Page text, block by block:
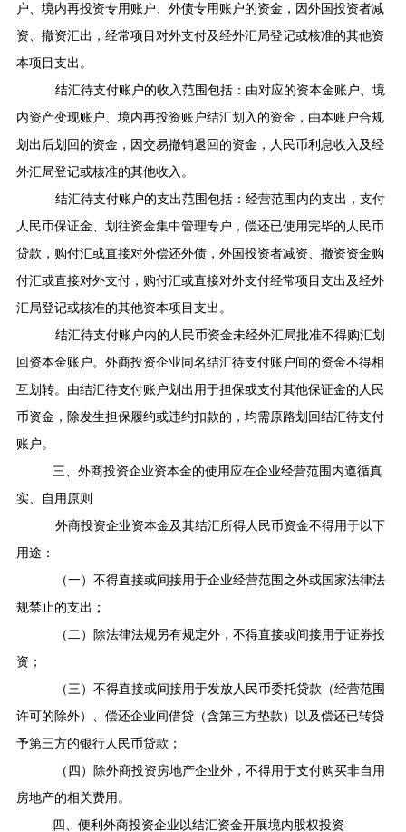
户、境内再投资专用账户、外债专用账户的资金，因外国投资者减
资、撤资汇出，经常项目对外支付及经外汇局登记或核准的其他资
本项目支出。
结汇待支付账户的收入范围包括：由对应的资本金账户、境
内资产变现账户、境内再投资账户结汇划入的资金，由本账户合规
划出后划回的资金，因交易撤销退回的资金，人民币利息收入及经
外汇局登记或核准的其他收入。
结汇待支付账户的支出范围包括：经营范围内的支出，支付
人民币保证金、划往资金集中管理专户，偿还已使用完毕的人民币
贷款，购付汇或直接对外偿还外债，外国投资者减资、撤资资金购
付汇或直接对外支付，购付汇或直接对外支付经常项目支出及经外
汇局登记或核准的其他资本项目支出。
结汇待支付账户内的人民币资金未经外汇局批准不得购汇划
回资本金账户。外商投资企业同名结汇待支付账户间的资金不得相
互划转。由结汇待支付账户划出用于担保或支付其他保证金的人民
币资金，除发生担保履约或违约扣款的，均需原路划回结汇待支付
账户。
三、外商投资企业资本金的使用应在企业经营范围内遵循真
实、自用原则
外商投资企业资本金及其结汇所得人民币资金不得用于以下
用途：
（一）不得直接或间接用于企业经营范围之外或国家法律法
规禁止的支出；
（二）除法律法规另有规定外，不得直接或间接用于证券投
资；
（三）不得直接或间接用于发放人民币委托贷款（经营范围
许可的除外）、偿还企业间借贷（含第三方垫款）以及偿还已转贷
予第三方的银行人民币贷款；
（四）除外商投资房地产企业外，不得用于支付购买非自用
房地产的相关费用。
四、便利外商投资企业以结汇资金开展境内股权投资